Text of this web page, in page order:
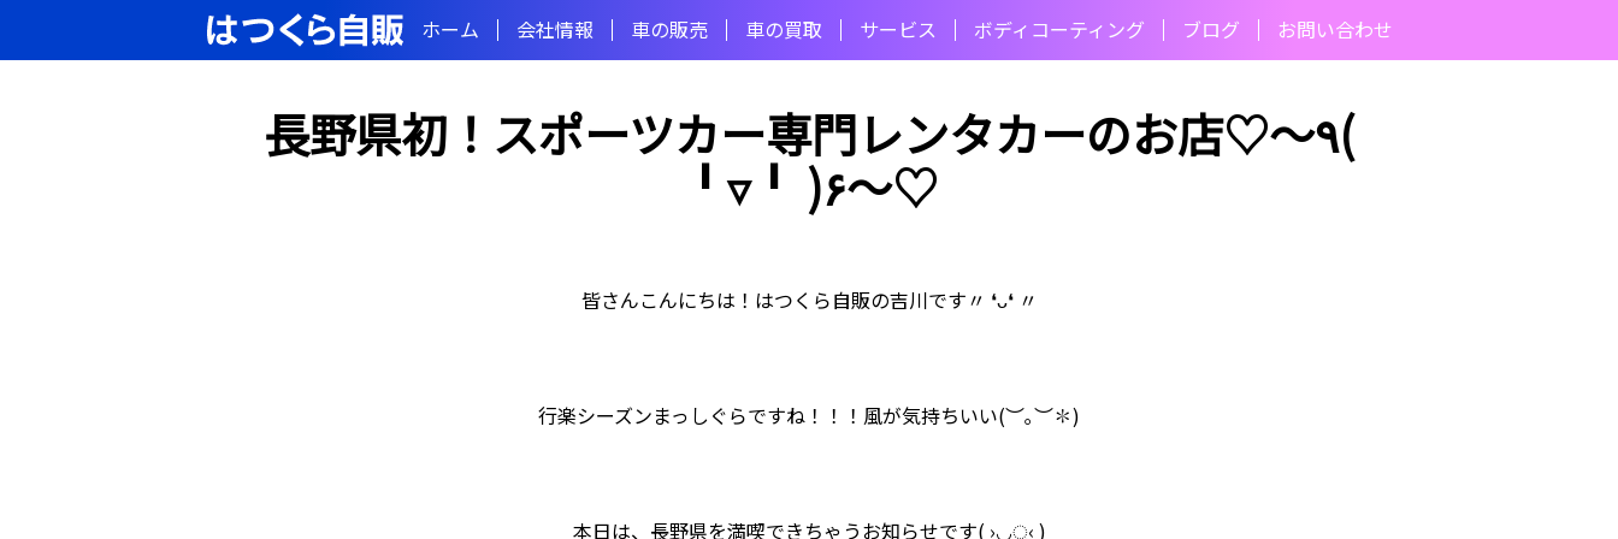
ホーム 会社情報 ⾞の販売 ⾞の買取 サービス ボディコーティング ブログ お問い合わせ
長野県初！スポーツカー専門レンタカーのお店♡〜٩(
╹▿╹ )۶〜♡
皆さんこんにちは！はつくら自販の吉川です〃 ❛ᴗ❛ 〃
行楽シーズンまっしぐらですね！！！風が気持ちいい(︶｡︶✽)
本日は、長野県を満喫できちゃうお知らせです( ›◡ु‹ )